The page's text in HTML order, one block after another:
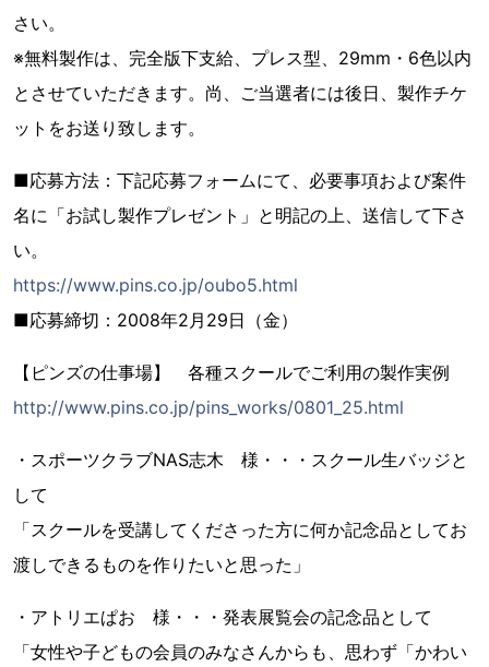
さい。
※無料製作は、完全版下支給、プレス型、29mm・6色以内
とさせていただきます。尚、ご当選者には後日、製作チケ
ットをお送り致します。
■応募方法：下記応募フォームにて、必要事項および案件
名に「お試し製作プレゼント」と明記の上、送信して下さ
い。
https://www.pins.co.jp/oubo5.html
■応募締切：2008年2月29日（金）
【ピンズの仕事場】 各種スクールでご利用の製作実例
http://www.pins.co.jp/pins_works/0801_25.html
・スポーツクラブNAS志木 様・・・スクール生バッジと
して
「スクールを受講してくださった方に何か記念品としてお
渡しできるものを作りたいと思った」
・アトリエぱお 様・・・発表展覧会の記念品として
「女性や子どもの会員のみなさんからも、思わず「かわい